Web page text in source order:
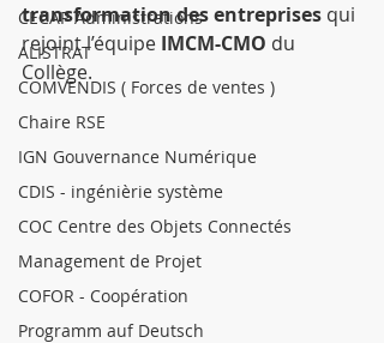
CECAP Administrations
ALISTRAT
COMVENDIS ( Forces de ventes )
Chaire RSE
IGN Gouvernance Numérique
CDIS - ingénièrie système
COC Centre des Objets Connectés
Management de Projet
COFOR - Coopération
Programm auf Deutsch
transformation des entreprises qui
rejoint l’équipe IMCM-CMO du
Collège.